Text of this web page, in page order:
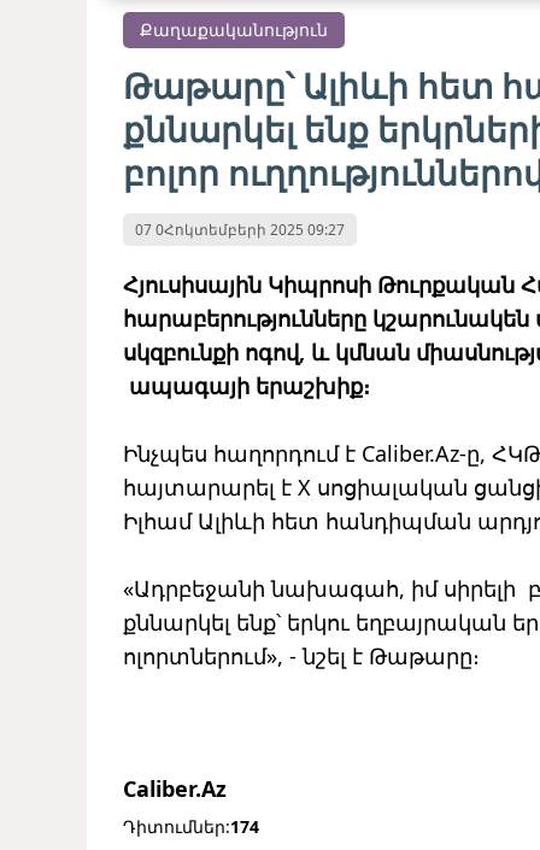
Քաղաքականություն
Թաթարը՝ Ալիևի հետ
քննարկել ենք
բոլոր
07 0Հոկտեմբերի 2025 09:27
Հյուսիսային Կիպրոսի
հարաբերությունները կշարունակեն
սկզբունքի ոգով, և կմնան
ապագայի երաշխիք։
Ինչպես հաղորդում է Caliber.Az-
հայտարարել է X սոցիալական
Իլհամ Ալիևի հետ հանդիպման
«Ադրբեջանի նախագահ, իմ սիրելի
քննարկել ենք՝ երկու եղբայրական
ոլորտներում», - նշել է Թաթարը։
Caliber.Az
Դիտումներ:174